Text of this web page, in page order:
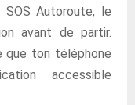
Autoroute, le
avant de partir.
que ton téléphone
accessible